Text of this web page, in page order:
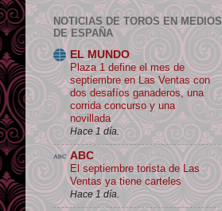
NOTICIAS DE TOROS EN MEDIOS
DE ESPAÑA
EL MUNDO
Plaza 1 define el mes de
septiembre en Las Ventas con
dos desafíos ganaderos, una
corrida concurso y una
novillada
Hace 1 día.
ABC
El septiembre torista de Las
Ventas ya tiene carteles
Hace 1 día.